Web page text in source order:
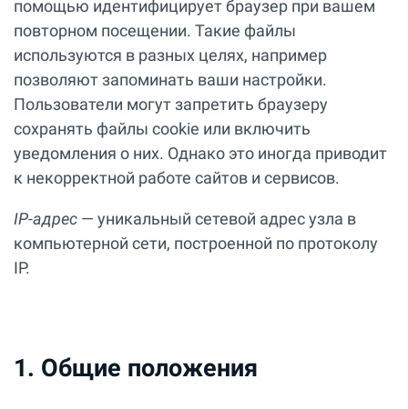
помощью идентифицирует браузер при вашем
повторном посещении. Такие файлы
используются в разных целях, например
позволяют запоминать ваши настройки.
Пользователи могут запретить браузеру
сохранять файлы cookie или включить
уведомления о них. Однако это иногда приводит
к некорректной работе сайтов и сервисов.
IP-адрес — уникальный сетевой адрес узла в
компьютерной сети, построенной по протоколу
IP.
1. Общие положения